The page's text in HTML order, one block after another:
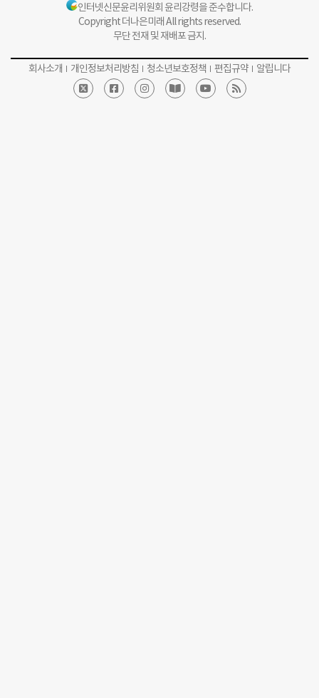
인터넷신문윤리위원회 윤리강령을 준수합니다.
Copyright 더나은미래 All rights reserved.
무단 전재 및 재배포 금지.
회사소개 개인정보처리방침 청소년보호정책 편집규약 알립니다